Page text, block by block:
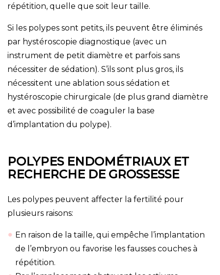
répétition, quelle que soit leur taille.
Si les polypes sont petits, ils peuvent être éliminés
par hystéroscopie diagnostique (avec un
instrument de petit diamètre et parfois sans
nécessiter de sédation). S’ils sont plus gros, ils
nécessitent une ablation sous sédation et
hystéroscopie chirurgicale (de plus grand diamètre
et avec possibilité de coaguler la base
d’implantation du polype).
POLYPES ENDOMÉTRIAUX ET
RECHERCHE DE GROSSESSE
Les polypes peuvent affecter la fertilité pour
plusieurs raisons:
En raison de la taille, qui empêche l’implantation
de l’embryon ou favorise les fausses couches à
répétition.